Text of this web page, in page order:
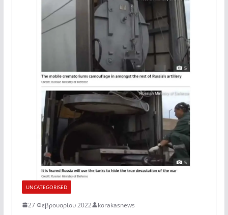
UNCATEGORISED
27 Φεβρουαρίου 2022 korakasnews